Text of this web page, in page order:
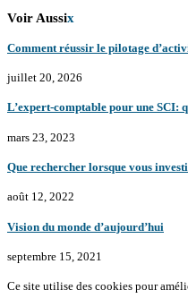
Voir Aussix
Comment réussir le pilotage
juillet 20, 2026
L’expert-comptable pour une SCI:
mars 23, 2023
Que rechercher lorsque vous
août 12, 2022
Vision du monde d’aujourd’hui
septembre 15, 2021
Ce site utilise des cookies pour